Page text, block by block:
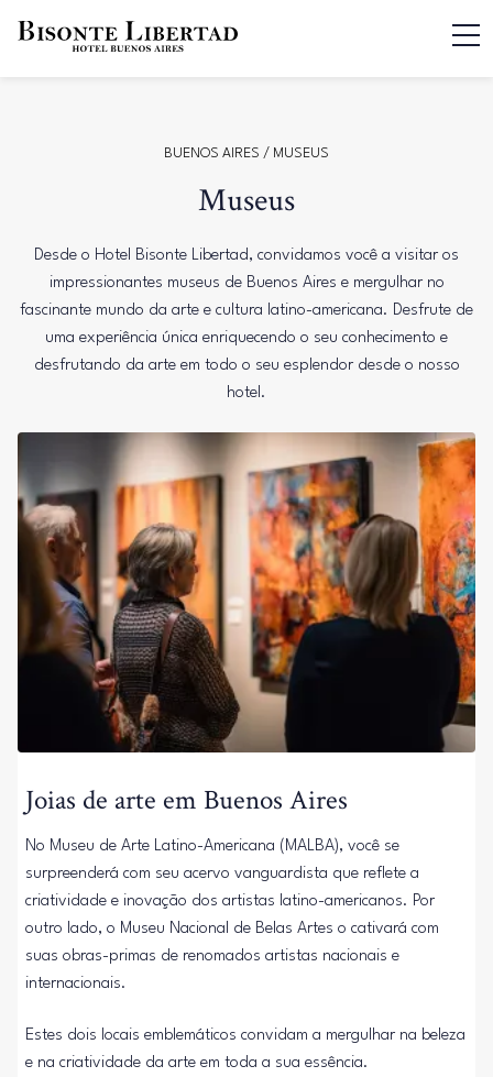
BUENOS AIRES / MUSEUS
Museus
Desde o Hotel Bisonte Libertad, convidamos você a visitar os
impressionantes museus de Buenos Aires e mergulhar no
fascinante mundo da arte e cultura latino-americana. Desfrute de
uma experiência única enriquecendo o seu conhecimento e
desfrutando da arte em todo o seu esplendor desde o nosso
hotel.
Joias de arte em Buenos Aires
No Museu de Arte Latino-Americana (MALBA), você se
surpreenderá com seu acervo vanguardista que reflete a
criatividade e inovação dos artistas latino-americanos. Por
outro lado, o Museu Nacional de Belas Artes o cativará com
suas obras-primas de renomados artistas nacionais e
internacionais.
Estes dois locais emblemáticos convidam a mergulhar na beleza
e na criatividade da arte em toda a sua essência.